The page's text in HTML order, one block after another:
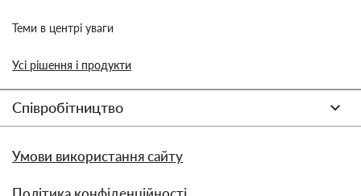
Теми в центрі уваги
Усі рішення і продукти
Співробітництво
Умови використання сайту